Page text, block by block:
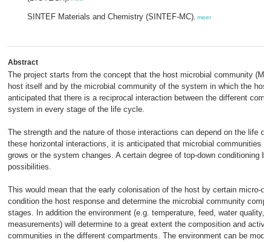
SINTEF Materials and Chemistry (SINTEF-MC) meer
Abstract
The project starts from the concept that the host microbial community
host itself and by the microbial community of the system in which the
anticipated that there is a reciprocal interaction between the different
system in every stage of the life cycle.
The strength and the nature of those interactions can depend on the life
these horizontal interactions, it is anticipated that microbial communities
grows or the system changes. A certain degree of top-down conditioning
possibilities.
This would mean that the early colonisation of the host by certain micro-
condition the host response and determine the microbial community
stages. In addition the environment (e.g. temperature, feed, water quality,
measurements) will determine to a great extent the composition and
communities in the different compartments. The environment can be